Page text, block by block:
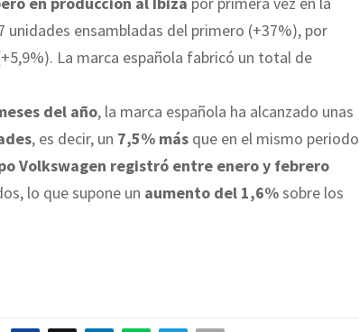
unidades ensambladas del primero (+37%), por
La marca española fabricó un total de
del año, la marca española ha alcanzado unas
, es decir, un 7,5% más que en el mismo periodo
Volkswagen registró entre enero y febrero
lo que supone un aumento del 1,6%sobre los